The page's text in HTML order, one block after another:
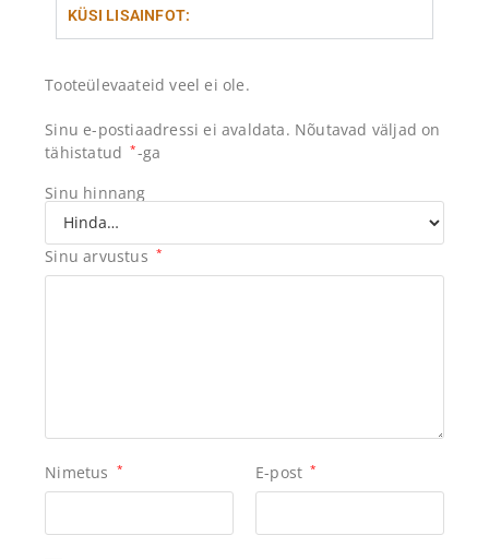
KÜSI LISAINFOT:
Tooteülevaateid veel ei ole.
Sinu e-postiaadressi ei avaldata. Nõutavad väljad on
tähistatud
*-ga
Sinu hinnang
Sinu arvustus *
Nimetus * E-post *